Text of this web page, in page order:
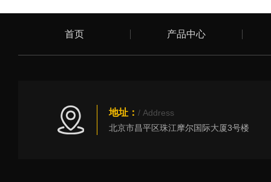
首页 产品中心
地址： / Address
北京市昌平区珠江摩尔国际大厦3号楼